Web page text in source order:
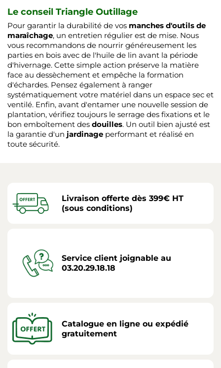
Le conseil Triangle Outillage
Pour garantir la durabilité de vos manches d'outils de
maraîchage, un entretien régulier est de mise. Nous
vous recommandons de nourrir généreusement les
parties en bois avec de l'huile de lin avant la période
d'hivernage. Cette simple action préserve la matière
face au dessèchement et empêche la formation
d'échardes. Pensez également à ranger
systématiquement votre matériel dans un espace sec et
ventilé. Enfin, avant d'entamer une nouvelle session de
plantation, vérifiez toujours le serrage des fixations et le
bon emboîtement des douilles. Un outil bien ajusté est
la garantie d'un jardinage performant et réalisé en
toute sécurité.
Livraison offerte dès 399€ HT
(sous conditions)
Service client joignable au
03.20.29.18.18
Catalogue en ligne ou expédié
gratuitement